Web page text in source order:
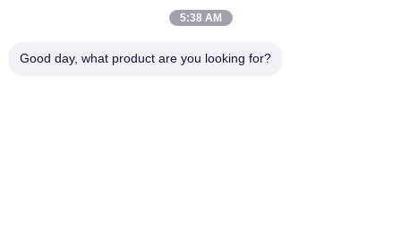
시간당 30 톤의 곡물 건조기 고효율과 에너지 절감
60~130°C 16.603kw
5:38 AM
Good day, what product are you looking for?